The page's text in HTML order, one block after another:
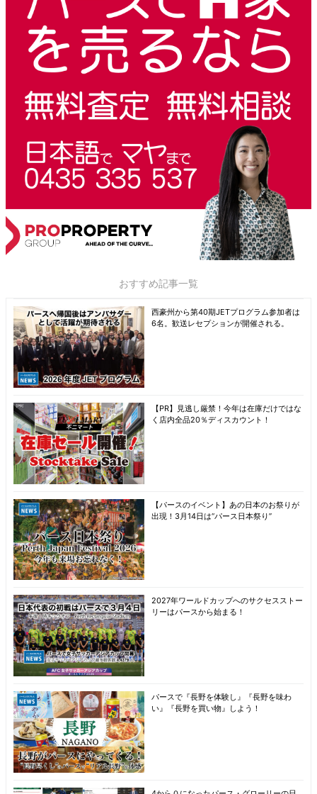
おすすめ記事一覧
西豪州から第40期JETプログラム参加者は
6名。歓送レセプションが開催される。
【PR】見逃し厳禁！今年は在庫だけではな
く店内全品20％ディスカウント！
【パースのイベント】あの日本のお祭りが
出現！3月14日は“パース日本祭り”
2027年ワールドカップへのサクセスストー
リーはパースから始まる！
パースで『長野を体験し』『長野を味わ
い』『長野を買い物』しよう！